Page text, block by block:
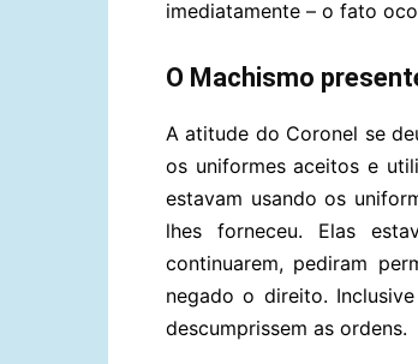
imediatamente – o fato
O Machismo
A atitude do Coronel se
os uniformes aceitos e
estavam usando os
lhes forneceu. Elas
continuarem, pediram
negado o direito.
descumprissem as ordens.